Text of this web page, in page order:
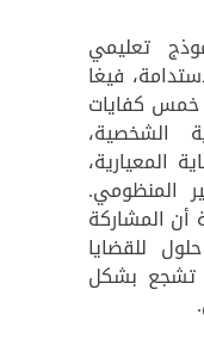
تعليمي
فيغا
(2015) حددت خمس كفايات
الشخصية،
المعيارية،
المنظومي.
أن المشاركة
للقضايا
تشجع بشكل